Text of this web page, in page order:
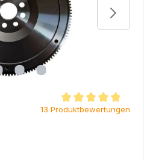
Durchschnittliche
13 Produktbewertungen